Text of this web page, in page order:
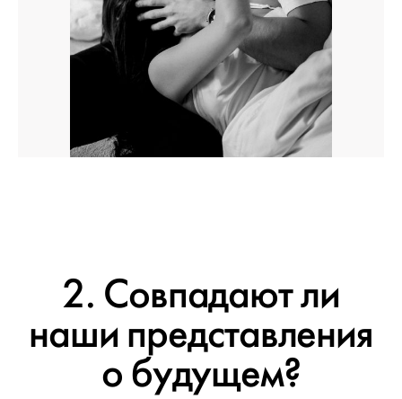
2. Совпадают ли
наши представления
о будущем?